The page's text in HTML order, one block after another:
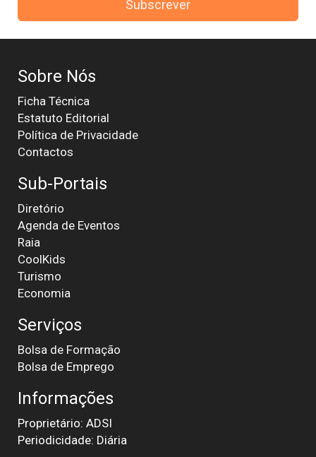
Subscrever
Sobre Nós
Ficha Técnica
Estatuto Editorial
Política de Privacidade
Contactos
Sub-Portais
Diretório
Agenda de Eventos
Raia
CoolKids
Turismo
Economia
Serviços
Bolsa de Formação
Bolsa de Emprego
Informações
Proprietário: ADSI
Periodicidade: Diária